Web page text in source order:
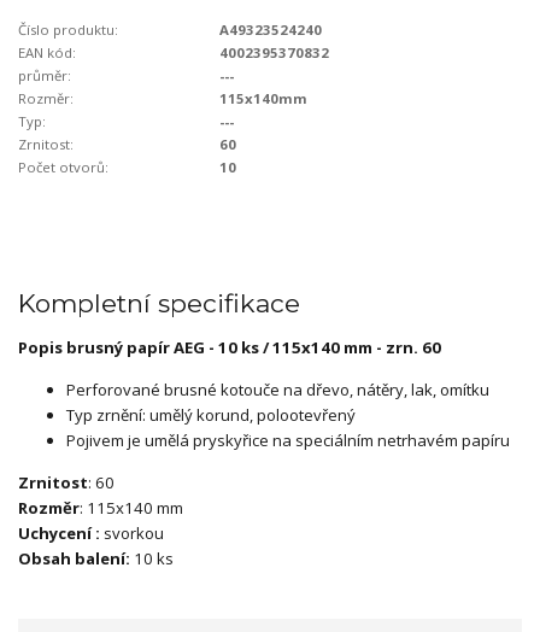
Číslo produktu:
A49323524240
EAN kód:
4002395370832
průměr:
---
Rozměr:
115x140mm
Typ:
---
Zrnitost:
60
Počet otvorů:
10
Kompletní specifikace
Popis brusný papír AEG - 10 ks / 115x140 mm - zrn. 60
Perforované brusné kotouče na dřevo, nátěry, lak, omítku
Typ zrnění: umělý korund, polootevřený
Pojivem je umělá pryskyřice na speciálním netrhavém papíru
Zrnitost: 60
Rozměr: 115x140 mm
Uchycení : svorkou
Obsah balení: 10 ks